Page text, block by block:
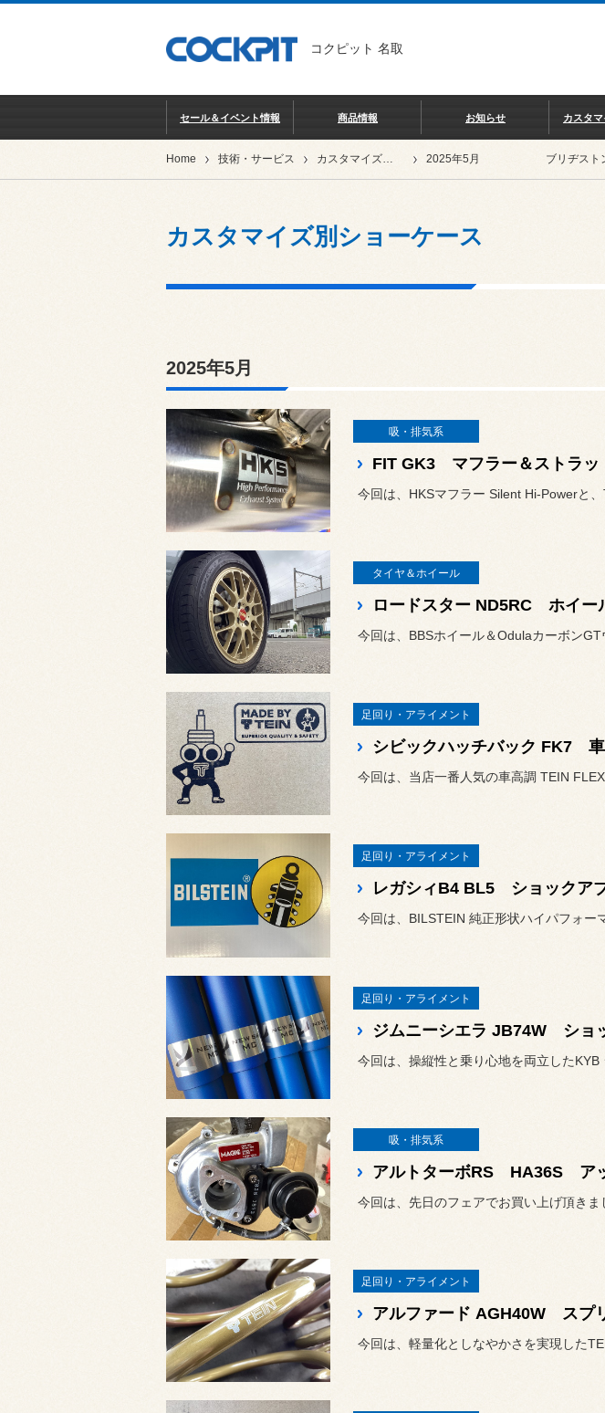
コクピット 名取
セール＆イベント情報 商品情報 お知らせ カスタ
Home 技術・サービス カスタマイズ別ショーケース 2025年5月 ブリヂスト
カスタマイズ別ショーケース
2025年5月
吸・排気系
今回は、HKSマフラー Silent Hi-Powerと、
タイヤ＆ホイール
今回は、BBSホイール＆OdulaカーボンGT
足回り・アライメント
今回は、当店一番人気の車高調 TEIN
足回り・アライメント
今回は、BILSTEIN 純正形状ハイパフォー
足回り・アライメント
吸・排気系
今回は、先日のフェアでお買い上げ頂きま
足回り・アライメント